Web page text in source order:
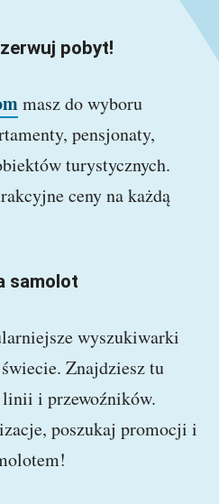
pobyt!
masz do wyboru
pensjonaty,
turystycznych.
ceny na każdą
samolot
wyszukiwarki
Znajdziesz tu
i przewoźników.
poszukaj promocji i